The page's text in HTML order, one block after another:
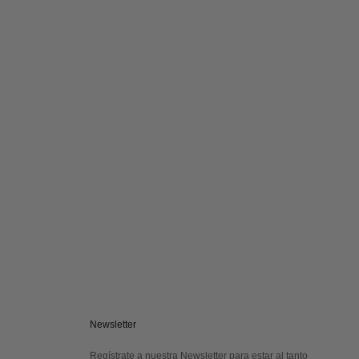
Newsletter
Regístrate a nuestra Newsletter para estar al tanto